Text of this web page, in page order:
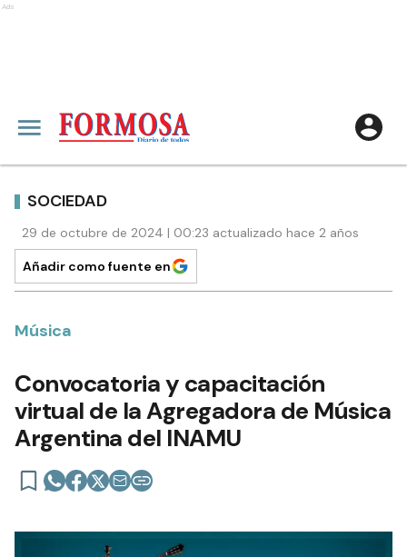
Ads
SOCIEDAD
29 de octubre de 2024 | 00:23 actualizado hace 2 años
Añadir como fuente en
Música
Convocatoria y capacitación
virtual de la Agregadora de Música
Argentina del INAMU